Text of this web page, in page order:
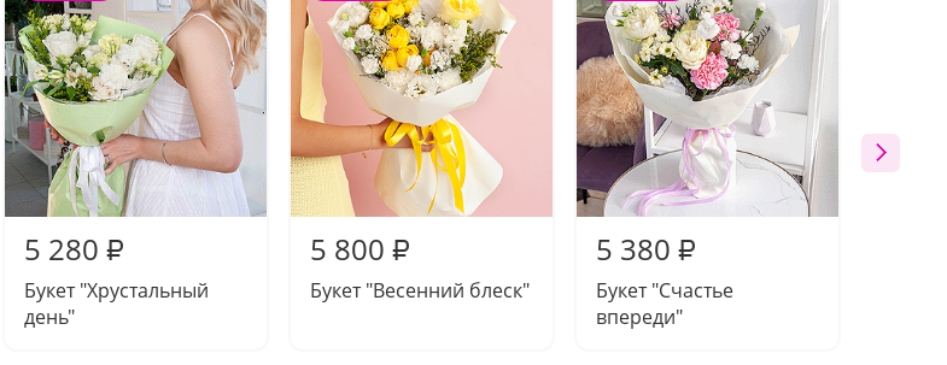
5 280 ₽
Букет "Хрустальный
день"
5 800 ₽
Букет "Весенний блеск"
5 380 ₽
Букет "Счастье
впереди"